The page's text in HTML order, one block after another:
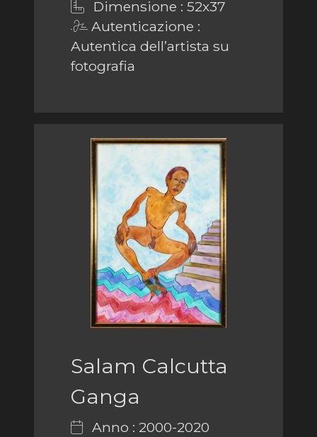
Dimensione : 52x37
Autenticazione :
Autentica dell’artista su
fotografia
Salam Calcutta
Ganga
Anno : 2000-2020